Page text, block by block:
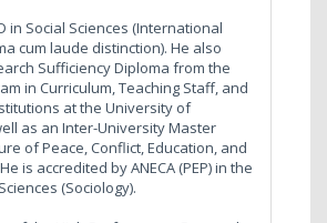
in Social Sciences (International
cum laude distinction). He also
Sufficiency Diploma from the
in Curriculum, Teaching Staff, and
at the University of
as an Inter-University Master
of Peace, Conflict, Education, and
is accredited by ANECA (PEP) in the
(Sociology).